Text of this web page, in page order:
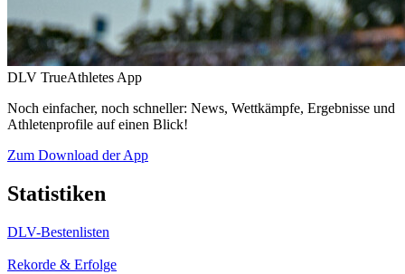
DLV TrueAthletes App
Noch einfacher, noch schneller: News, Wettkämpfe, Ergebnisse und
Athletenprofile auf einen Blick!
Zum Download der App
Statistiken
DLV-Bestenlisten
Rekorde & Erfolge